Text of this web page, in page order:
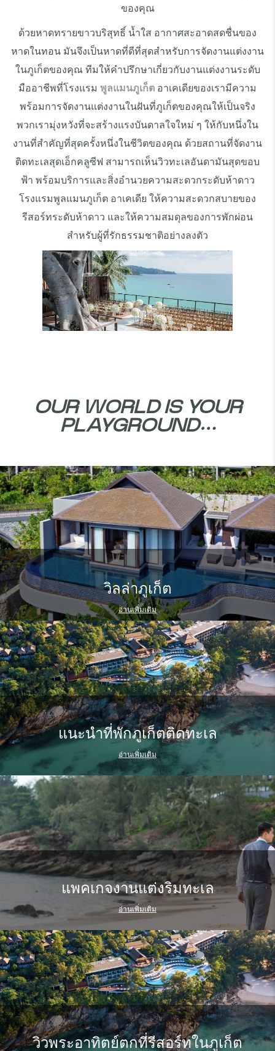
ของคุณ
ด้วยหาดทรายขาวบริสุทธิ์ น้ำใส อากาศสะอาดสดชื่นของ
หาดในทอน มันจึงเป็นหาดที่ดีที่สุดสำหรับการจัดงานแต่งงาน
ในภูเก็ตของคุณ ทีมให้คำปรึกษาเกี่ยวกับงานแต่งงานระดับ
มืออาชีพที่โรงแรม พูลแมนภูเก็ต อาเคเดียของเรามีความ
พร้อมการจัดงานแต่งงานในฝันที่ภูเก็ตของคุณให้เป็นจริง
พวกเรามุ่งหวังที่จะสร้างแรงบันดาลใจใหม่ ๆ ให้กับหนึ่งใน
งานที่สำคัญที่สุดครั้งหนึ่งในชีวิตของคุณ ด้วยสถานที่จัดงาน
ติดทะเลสุดเอ็กคลูซีฟ สามารถเห็นวิวทะเลอันดามันสุดขอบ
ฟ้า พร้อมบริการและสิ่งอำนวยความสะดวกระดับห้าดาว
โรงแรมพูลแมนภูเก็ต อาเคเดีย ให้ความสะดวกสบายของ
รีสอร์ทระดับห้าดาว และให้ความสมดุลของการพักผ่อน
สำหรับผู้ที่รักธรรมชาติอย่างลงตัว
OUR WORLD IS YOUR
PLAYGROUND…
วิลล่าภูเก็ต
อ่านเพิ่มเติม
แนะนำที่พักภูเก็ตติดทะเล
อ่านเพิ่มเติม
แพคเกจงานแต่งริมทะเล
อ่านเพิ่มเติม
วิวพระอาทิตย์ตกที่รีสอร์ทในภูเก็ต